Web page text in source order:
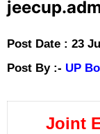
Post Date : 23
Post By :- UP
Joint